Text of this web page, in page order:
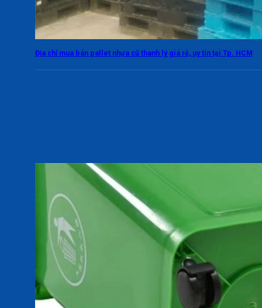
Địa chỉ mua bán pallet nhựa cũ thanh lý giá rẻ, uy tín tại Tp. HCM